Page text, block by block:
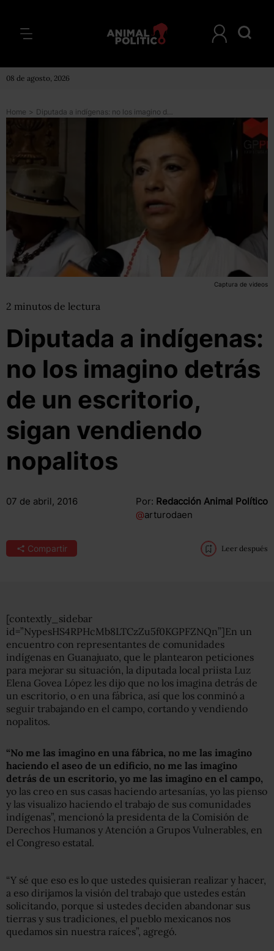
08 de agosto, 2026
Home > Diputada a indígenas: no los imagino detrás de un escritorio, sigan vendiendo nopalitos
Captura de videos
2 minutos de lectura
Diputada a indígenas:
no los imagino detrás
de un escritorio,
sigan vendiendo
nopalitos
07 de abril, 2016 Por: Redacción Animal Político
@arturodaen
Compartir Leer después
[contextly_sidebar
id=”NypesHS4RPHcMb8LTCzZu5f0KGPFZNQn”]En un
encuentro con representantes de comunidades
indígenas en Guanajuato, que le plantearon peticiones
para mejorar su situación, la diputada local priista Luz
Elena Govea López les dijo que no los imagina detrás de
un escritorio, o en una fábrica, así que los conminó a
seguir trabajando en el campo, cortando y vendiendo
nopalitos.
“No me las imagino en una fábrica, no me las imagino
haciendo el aseo de un edificio, no me las imagino
detrás de un escritorio, yo me las imagino en el campo,
yo las creo en sus casas haciendo artesanías, yo las pienso
y las visualizo haciendo el trabajo de sus comunidades
indígenas”, mencionó la presidenta de la Comisión de
Derechos Humanos y Atención a Grupos Vulnerables, en
el Congreso estatal.
“Y sé que eso es lo que ustedes quisieran realizar y hacer,
a eso dirijamos la visión del trabajo que ustedes están
solicitando, porque si ustedes deciden abandonar sus
tierras y sus tradiciones, el pueblo mexicanos nos
quedamos sin nuestra raíces”, agregó.